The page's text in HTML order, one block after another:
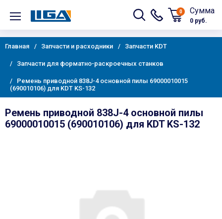
0 Сумма
0 руб.
Главная Запчасти и расходники Запчасти KDT
Запчасти для форматно-раскроечных станков
Ремень приводной 838J-4 основной пилы 69000010015
(690010106) для KDT KS-132
Ремень приводной 838J-4 основной пилы
69000010015 (690010106) для KDT KS-132